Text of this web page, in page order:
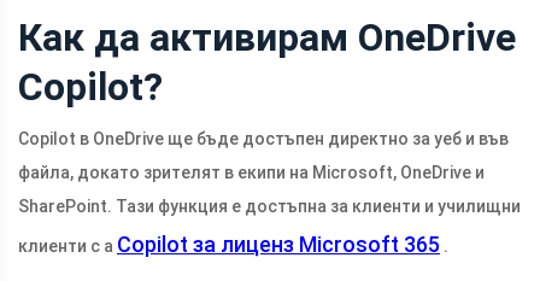
Как да активирам OneDrive
Copilot?
Copilot в OneDrive ще бъде достъпен директно за уеб и във
файла, докато зрителят в екипи на Microsoft, OneDrive и
SharePoint. Тази функция е достъпна за клиенти и училищни
клиенти с a Copilot за лиценз Microsoft 365 .